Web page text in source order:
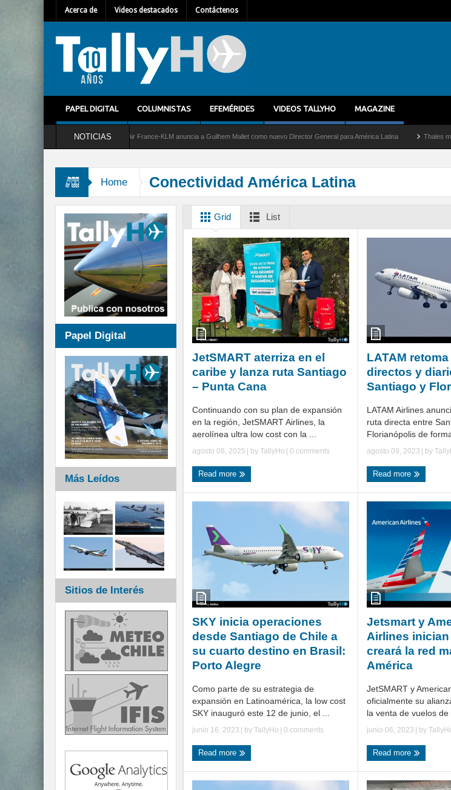
Acerca de Videos destacados Contáctenos
PAPEL DIGITAL COLUMNISTAS EFEMÉRIDES VIDEOS TALLYHO MAGAZINE
NOTICIAS
Air France-KLM anuncia a Guilhem Mallet como nuevo Director General para América Latina Thales multiplica por
Home Conectividad América Latina
Grid List
JetSMART aterriza en el
caribe y lanza ruta Santiago
– Punta Cana
Continuando con su plan de expansión
en la región, JetSMART Airlines, la
aerolínea ultra low cost con la ...
agosto 08, 2025 | by TallyHo 0 comments
Read more
LATAM
directos y
Santiago y
LATAM Airlines
ruta directa entre
Florianópolis de
agosto 09, 2023 | by
Read more
SKY inicia operaciones
desde Santiago de Chile a
su cuarto destino en Brasil:
Porto Alegre
Como parte de su estrategia de
expansión en Latinoamérica, la low cost
SKY inauguró este 12 de junio, el ...
junio 16, 2023 | by TallyHo | 0 comments
Read more
Jetsmart y
Airlines
creará la red
América
JetSMART y
oficialmente su
la venta de vuelos de
junio 06, 2023 | by
Read more
Papel Digital
Más Leídos
Sitios de Interés